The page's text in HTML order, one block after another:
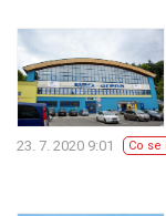
23. 7. 2020 9:01 Co se